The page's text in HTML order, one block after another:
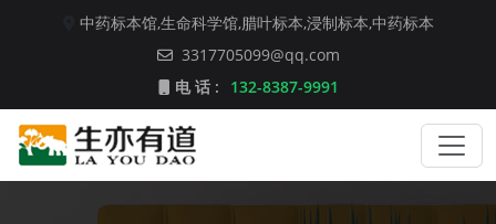
中药标本馆,生命科学馆,腊叶标本,浸制标本,中药标本
3317705099@qq.com
电 话 :
132-8387-9991